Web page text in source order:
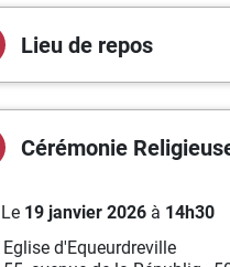
Lieu de repos
Cérémonie
Le 19 janvier 2026 à 14h30
Eglise d'Equeurdreville